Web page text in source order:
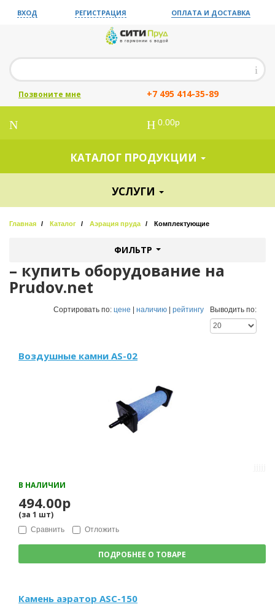
ВХОД РЕГИСТРАЦИЯ ОПЛАТА И ДОСТАВКА
Позвоните мне +7 495 414-35-89
0.00р
КАТАЛОГ ПРОДУКЦИИ
УСЛУГИ
Главная Каталог Аэрация пруда Комплектующие
ФИЛЬТР
– купить оборудование на
Prudov.net
Сортировать по: цене | наличию | рейтингу Выводить по:
Воздушные камни AS-02
В НАЛИЧИИ
494.00р
(за 1 шт)
Сравнить Отложить
ПОДРОБНЕЕ О ТОВАРЕ
Камень аэратор ASC-150